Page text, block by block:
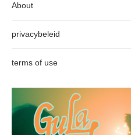
About
privacybeleid
terms of use